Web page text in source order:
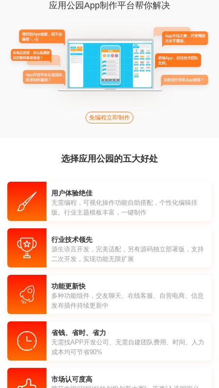
应用公园App制作平台帮你解决
免编程立即制作
选择应用公园的五大好处
用户体验绝佳
无需编程，可视化操作功能自助搭配，个性化编辑排
版。行业主题模板丰富，一键制作
行业技术领先
源生语言开发，完美适配，另有源码独立部署版，支持
二次开发，实现功能无限扩展
功能更新快
多种功能组件，交友聊天、在线客服、自营电商、信息
发布插件持续更新中
省钱、省时、省力
无需找APP开发公司、无需自建团队费用、时间、人力
成本均可节省90%
市场认可度高